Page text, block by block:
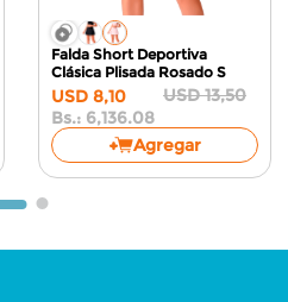
Falda Short Deportiva
Plisada Corte en V Blanco S
USD 8,70 USD 14,50
Bs.: 6,590.61
Agregar